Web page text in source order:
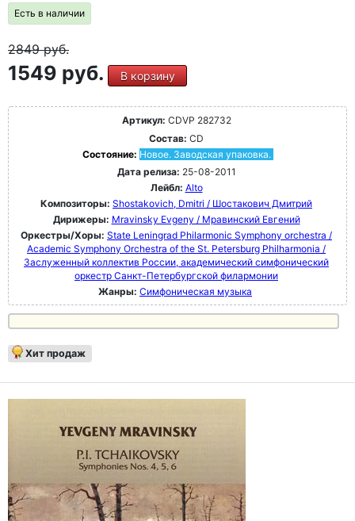
Есть в наличии
2849руб.
1549 руб. В корзину
Артикул: CDVP 282732
Состав: CD
Состояние: Новое. Заводская упаковка.
Дата релиза: 25-08-2011
Лейбл: Alto
Композиторы: Shostakovich, Dmitri / Шостакович Дмитрий
Дирижеры: Mravinsky Evgeny / Мравинский Евгений
Оркестры/Хоры: State Leningrad Philarmonic Symphony orchestra /
Academic Symphony Orchestra of the St. Petersburg Philharmonia /
Заслуженный коллектив России, академический симфонический
оркестр Санкт-Петербургской филармонии
Жанры: Симфоническая музыка
Хит продаж